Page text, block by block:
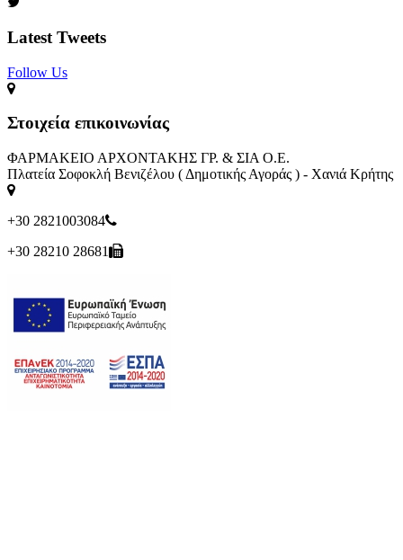
Latest Tweets
Follow Us​
Στοιχεία επικοινωνίας
ΦΑΡΜΑΚΕΙΟ ΑΡΧΟΝΤΑΚΗΣ ΓΡ. & ΣΙΑ Ο.Ε.
Πλατεία Σοφοκλή Βενιζέλου ( Δημοτικής Αγοράς ) - Χανιά Κρήτης
+30 2821003084
+30 28210 28681